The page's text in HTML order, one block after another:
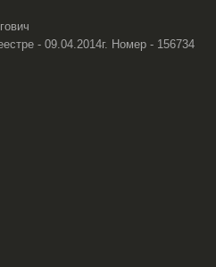
- 09.04.2014г. Номер - 156734